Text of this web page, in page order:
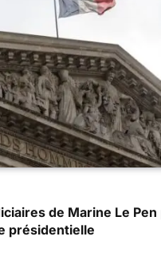
de Marine Le
présidentielle